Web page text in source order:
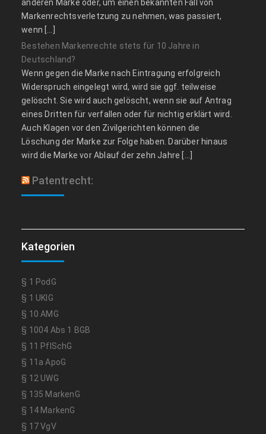
anderen Marke oder, um einen bekannten Fall von
Markenrechtsverletzung zu nehmen, was passiert,
wenn […]
Bestehen Markenrechte stets für 10 Jahre in
Deutschland?
Wenn gegen die Marke nach Eintragung erfolgreich
Widerspruch eingelegt wird, wird sie ggf. teilweise
gelöscht. Sie wird auch gelöscht, wenn sie auf Antrag
eines Dritten für verfallen oder für nichtig erklärt wird.
Auch Klagen vor den Zivilgerichten können die
Löschung der Marke zur Folge haben. Darüber hinaus
wird die Marke vor Ablauf der zehn Jahre […]
Patentrecht:
Kategorien
§ 1 PodG
§ 1 UKlG
§ 10 AMG
§ 1004 Abs 1 BGB
§ 11 PflSchG
§ 11a ApoG
§ 12 UWG
§ 135 MarkenG
§ 14 MarkenG
§ 17 VgV